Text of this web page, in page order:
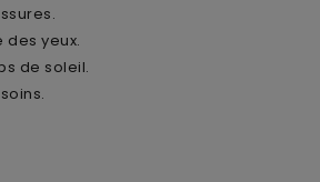
des yeux.
de soleil.